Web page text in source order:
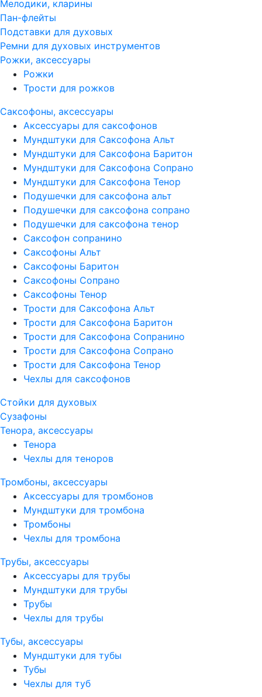
Мелодики, кларины
Пан-флейты
Подставки для духовых
Ремни для духовых инструментов
Рожки, аксессуары
Рожки
Трости для рожков
Саксофоны, аксессуары
Аксессуары для саксофонов
Мундштуки для Саксофона Альт
Мундштуки для Саксофона Баритон
Мундштуки для Саксофона Сопрано
Мундштуки для Саксофона Тенор
Подушечки для саксофона альт
Подушечки для саксофона сопрано
Подушечки для саксофона тенор
Саксофон сопранино
Саксофоны Альт
Саксофоны Баритон
Саксофоны Сопрано
Саксофоны Тенор
Трости для Саксофона Альт
Трости для Саксофона Баритон
Трости для Саксофона Сопранино
Трости для Саксофона Сопрано
Трости для Саксофона Тенор
Чехлы для саксофонов
Стойки для духовых
Сузафоны
Тенора, аксессуары
Тенора
Чехлы для теноров
Тромбоны, аксессуары
Аксессуары для тромбонов
Мундштуки для тромбона
Тромбоны
Чехлы для тромбона
Трубы, аксессуары
Аксессуары для трубы
Мундштуки для трубы
Трубы
Чехлы для трубы
Тубы, аксессуары
Мундштуки для тубы
Тубы
Чехлы для туб